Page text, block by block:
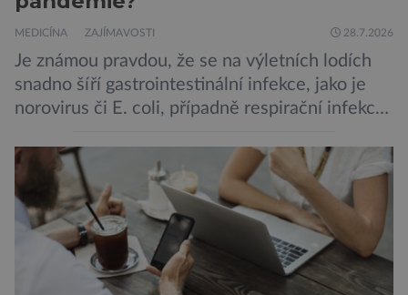
MEDICÍNA ZAJÍMAVOSTI 28.7.2026
Je známou pravdou, že se na výletních lodích
snadno šíří gastrointestinální infekce, jako je
norovirus či E. coli, případně respirační infekce,
Ovšem slyšet o prvním ohnisku hantaviru na
výletní lodi bylo znepokojivé i pro odborníky.
Zdá se, že nebezpečí bylo prozatím zažehnáno.
Máme se bát nové pandemie? Hantavirus […]